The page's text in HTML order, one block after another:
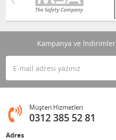
Kampanya ve
Müşteri Hizmetleri
0312 385 52 81
Adres